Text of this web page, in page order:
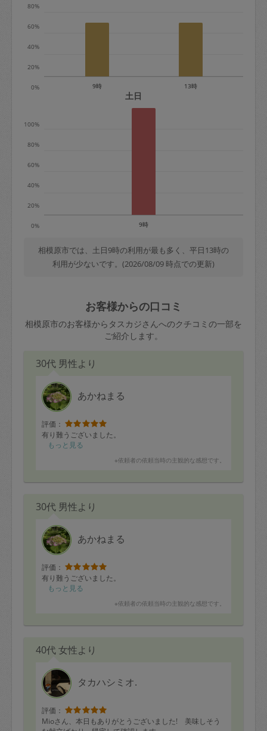
※キャンセル料金の設定について：
定期依頼1回（3時間）の金額とスポット
0%
20%
40%
60%
80%
9時 13時
土日
0%
20%
40%
60%
80%
100%
9時
相模原市では、土日9時の利用が最も多く、平日13時の
利用が少ないです。(2026/08/09 時点での更新)
お客様からの口コミ
相模原市のお客様からタスカジさんへのクチコミの一部を
ご紹介します。
30代 男性より
あかねまる
評価：
有り難うございました。
もっと見る
※依頼者の依頼当時の主観的な感想です。
30代 男性より
あかねまる
評価：
有り難うございました。
もっと見る
※依頼者の依頼当時の主観的な感想です。
40代 女性より
タカハシミオ.
評価：
Mioさん、本日もありがとうございました! 美味しそう